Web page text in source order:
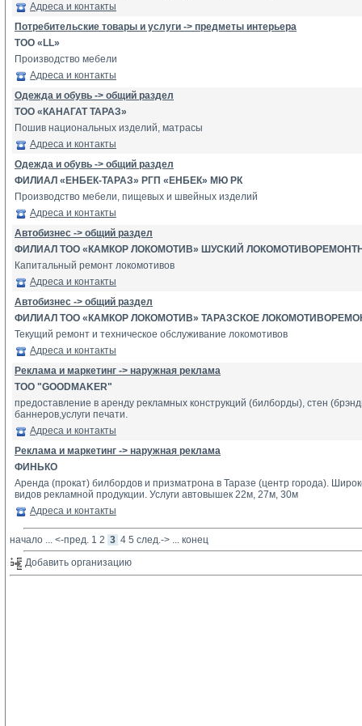
Адреса и контакты
Потребительские товары и услуги -> предметы интерьера
ТОО «LL»
Производство мебели
Адреса и контакты
Одежда и обувь -> общий раздел
ТОО «КАНАГАТ ТАРАЗ»
Пошив национальных изделий, матрасы
Адреса и контакты
Одежда и обувь -> общий раздел
ФИЛИАЛ «ЕНБЕК-ТАРАЗ» РГП «ЕНБЕК» МЮ РК
Производство мебели, пищевых и швейных изделий
Адреса и контакты
Автобизнес -> общий раздел
ФИЛИАЛ ТОО «КАМКОР ЛОКОМОТИВ» ШУСКИЙ
Капитальный ремонт локомотивов
Адреса и контакты
Автобизнес -> общий раздел
ФИЛИАЛ ТОО «КАМКОР ЛОКОМОТИВ» ТАРАЗСКОЕ
Текущий ремонт и техническое обслуживание локомотивов
Адреса и контакты
Реклама и маркетинг -> наружная реклама
ТОО "GOODMAKER"
предоставление в аренду рекламных конструкций (билборды), стен
баннеров,услуги печати.
Адреса и контакты
Реклама и маркетинг -> наружная реклама
ФИНЬКО
Аренда (прокат) билбордов и призматрона в Таразе (центр города).
видов рекламной продукции. Услуги автовышек 22м, 27м, 30м
Адреса и контакты
начало ... <-пред. 1 2 3 4 5 след.-> ... конец
Добавить организацию